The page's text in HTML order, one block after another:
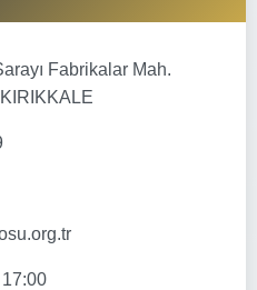
Fabrikalar Mah.